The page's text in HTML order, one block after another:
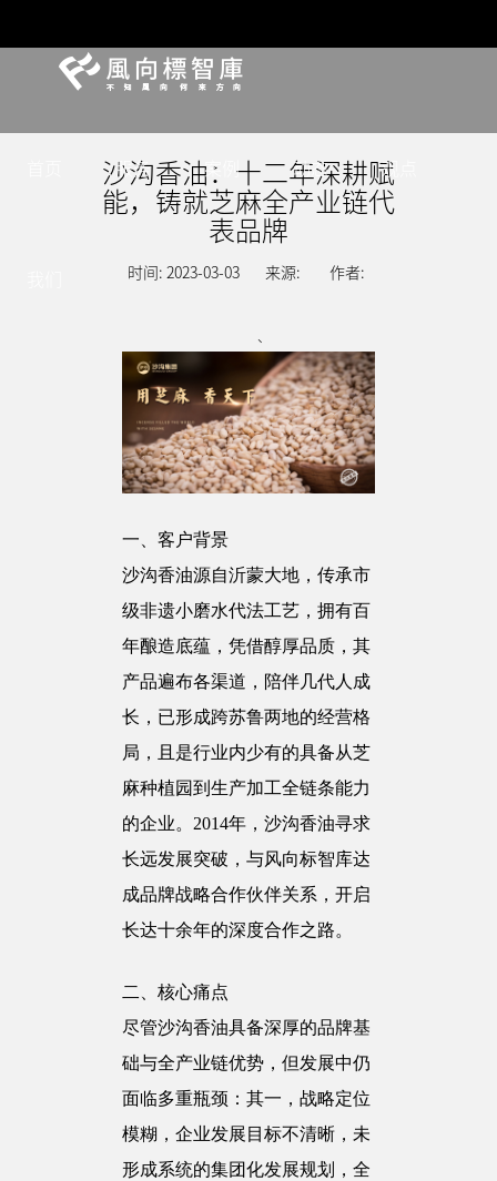
服务 案例 动态 观点
沙沟香油：十二年深耕赋
能，铸就芝麻全产业链代
表品牌
时间: 2023-03-03 来源: 作者:
、
一、客户背景
沙沟香油源自沂蒙大地，传承市
级非遗小磨水代法工艺，拥有百
年酿造底蕴，凭借醇厚品质，其
产品遍布各渠道，陪伴几代人成
长，已形成跨苏鲁两地的经营格
局，且是行业内少有的具备从芝
麻种植园到生产加工全链条能力
的企业。2014年，沙沟香油寻求
长远发展突破，与风向标智库达
成品牌战略合作伙伴关系，开启
长达十余年的深度合作之路。
二、核心痛点
尽管沙沟香油具备深厚的品牌基
础与全产业链优势，但发展中仍
面临多重瓶颈：其一，战略定位
模糊，企业发展目标不清晰，未
形成系统的集团化发展规划，全